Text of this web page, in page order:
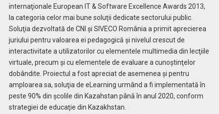
internaţionale European IT & Software Excellence Awards 2013,
la categoria celor mai bune soluţii dedicate sectorului public.
Soluţia dezvoltată de CNI şi SIVECO România a primit aprecierea
juriului pentru valoarea ei pedagogică şi nivelul crescut de
interactivitate a utilizatorilor cu elementele multimedia din lecţiile
virtuale, precum şi cu elementele de evaluare a cunoştinţelor
dobândite. Proiectul a fost apreciat de asemenea şi pentru
amploarea sa, soluţia de eLearning urmând a fi implementată în
peste 90% din şcolile din Kazahstan până în anul 2020, conform
strategiei de educaţie din Kazakhstan.